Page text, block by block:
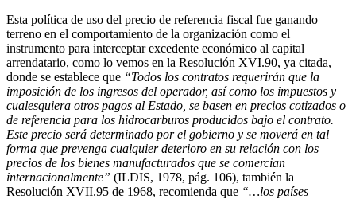
Esta política de uso del precio de referencia fiscal fue ganando
terreno en el comportamiento de la organización como el
instrumento para interceptar excedente económico al capital
arrendatario, como lo vemos en la Resolución XVI.90, ya citada,
donde se establece que “Todos los contratos requerirán que la
imposición de los ingresos del operador, así como los impuestos y
cualesquiera otros pagos al Estado, se basen en precios cotizados o
de referencia para los hidrocarburos producidos bajo el contrato.
Este precio será determinado por el gobierno y se moverá en tal
forma que prevenga cualquier deterioro en su relación con los
precios de los bienes manufacturados que se comercian
internacionalmente” (ILDIS, 1978, pág. 106), también la
Resolución XVII.95 de 1968, recomienda que “…los países